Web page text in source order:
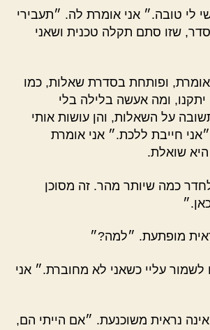
לי טובה.״ אני אומרת לה. ״תעבירי
שזו סתם תקלה טכנית ושאני
אומרת, ופותחת בסדרת שאלות, כמו
יתקנו, ומה אעשה בלילה בלי
על השאלות, והן עושות אותי
חייבת ללכת.״ אני אומרת
שואלת.
כמה שיותר מהר. זה מסוכן
מופתעת. ״למה?״
לשמור עליי כשאני לא מחוברת.״ אני
נראית משוכנעת. ״אם הייתי הם,